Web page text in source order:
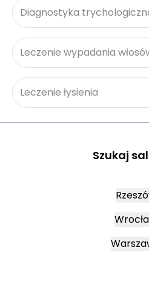
Diagnostyka
Leczenie wypadania
Leczenie łysienia
Szukaj